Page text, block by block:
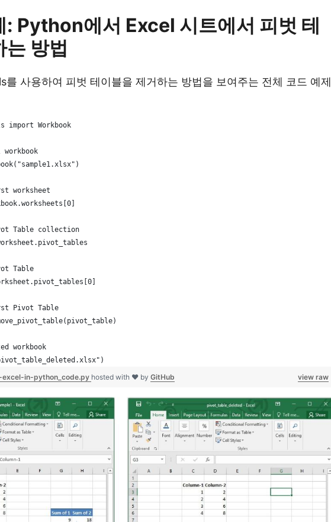
: Python에서 Excel 시트에서 피벗 테
는 방법
를 사용하여 피벗 테이블을 제거하는 방법을 보여주는 전체 코드 예제
import Workbook
worksheet
Table collection
Table
Pivot Table
workbook
view raw
in-python_code.py hosted with ❤ by GitHub